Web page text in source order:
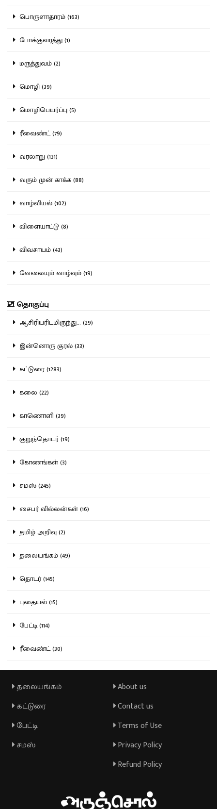
பொருளாதாரம் (163)
போக்குவரத்து (1)
மருத்துவம் (2)
மொழி (39)
மொழிபெயர்ப்பு (5)
ரீவைண்ட் (79)
வரலாறு (131)
வரும் முன் காக்க (88)
வாழ்வியல் (102)
விளையாட்டு (8)
விவசாயம் (43)
வேலையும் வாழ்வும் (19)
தொகுப்பு
ஆசிரியரிடமிருந்து... (29)
இன்னொரு குரல் (33)
கட்டுரை (1283)
கலை (22)
காணொளி (39)
குறுந்தொடர் (19)
கோணங்கள் (3)
சமஸ் (245)
சைபர் வில்லன்கள் (16)
தமிழ் அறிவு (2)
தலையங்கம் (49)
தொடர் (145)
புதையல் (15)
பேட்டி (114)
ரீவைண்ட் (30)
தலையங்கம்
கட்டுரை
பேட்டி
சமஸ்
About us
Contact us
Terms of Use
Privacy Policy
Refund Policy